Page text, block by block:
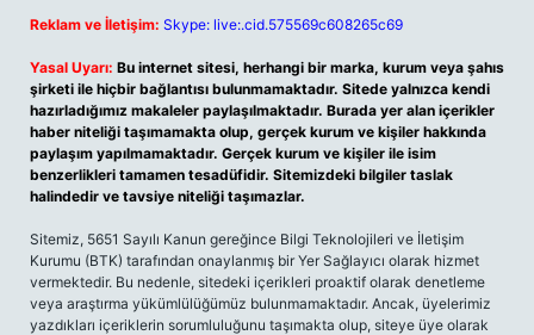
Reklam ve İletişim: Skype: live:.cid.575569c608265c69
Yasal Uyarı: Bu internet sitesi, herhangi bir marka, kurum veya şahıs
şirketi ile hiçbir bağlantısı bulunmamaktadır. Sitede yalnızca kendi
hazırladığımız makaleler paylaşılmaktadır. Burada yer alan içerikler
haber niteliği taşımamakta olup, gerçek kurum ve kişiler hakkında
paylaşım yapılmamaktadır. Gerçek kurum ve kişiler ile isim
benzerlikleri tamamen tesadüfidir. Sitemizdeki bilgiler taslak
halindedir ve tavsiye niteliği taşımazlar.
Sitemiz, 5651 Sayılı Kanun gereğince Bilgi Teknolojileri ve İletişim
Kurumu (BTK) tarafından onaylanmış bir Yer Sağlayıcı olarak hizmet
vermektedir. Bu nedenle, sitedeki içerikleri proaktif olarak denetleme
veya araştırma yükümlülüğümüz bulunmamaktadır. Ancak, üyelerimiz
yazdıkları içeriklerin sorumluluğunu taşımakta olup, siteye üye olarak